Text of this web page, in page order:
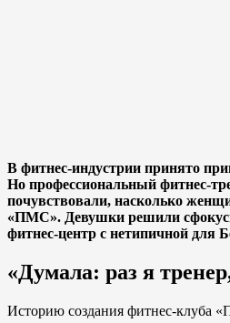
В фитнес-индустрии принято
Но профессиональный фитнес-
почувствовали, насколько
«ПМС». Девушки решили
фитнес-центр с нетипичной для
«Думала: раз я
Историю создания фитнес-клуба